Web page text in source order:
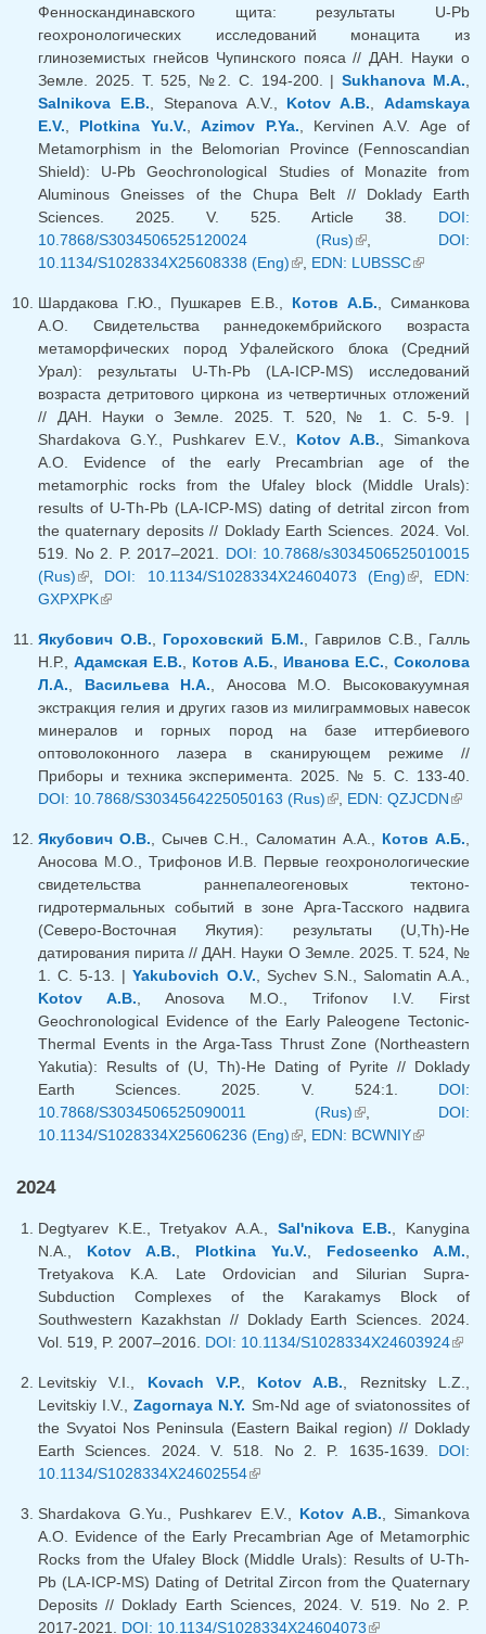
Фенноскандинавского щита: результаты U-Pb
геохронологических исследований монацита из
глиноземистых гнейсов Чупинского пояса // ДАН. Науки о
Земле. 2025. Т. 525, №2. С. 194-200. |Sukhanova M.A.,
Salnikova E.B., Stepanova A.V., Kotov A.B.,Adamskaya
E.V., Plotkina Yu.V.,Azimov P.Ya., Kervinen A.V. Age of
Metamorphism in the Belomorian Province (Fennoscandian
Shield): U-Pb Geochronological Studies of Monazite from
Aluminous Gneisses of the Chupa Belt // Doklady Earth
Sciences. 2025. V. 525. Article 38. DOI:
10.7868/S3034506525120024 (Rus)(внешняя
ссылка)
, DOI:
10.1134/S1028334X25608338 (Eng)(внешняя ссылка)
, EDN: LUBSSC(внешняя
Шардакова Г.Ю., Пушкарев Е.В., Котов А.Б., Симанкова
А.О. Свидетельства раннедокембрийского возраста
метаморфических пород Уфалейского блока (Средний
Урал): результаты U-Th-Pb (LA-ICP-MS) исследований
возраста детритового циркона из четвертичных отложений
// ДАН. Науки о Земле. 2025. Т. 520, № 1. C. 5-9. |
Shardakova G.Y., Pushkarev E.V., Kotov A.B., Simankova
A.O. Evidence of the early Precambrian age of the
metamorphic rocks from the Ufaley block (Middle Urals):
results of U-Th-Pb (LA-ICP-MS) dating of detrital zircon from
the quaternary deposits // Doklady Earth Sciences. 2024. Vol.
519. No 2. P. 2017–2021. DOI: 10.7868/s3034506525010015
(Rus)(внешняя ссылка)
, DOI: 10.1134/S1028334X24604073 (Eng)(внешняя
, EDN:
GXPXPK(внешняя ссылка)
Якубович О.В., Гороховский Б.М., Гаврилов С.В., Галль
Н.Р., Адамская Е.В., Котов А.Б., Иванова Е.С.,Соколова
Л.А., Васильева Н.А., Аносова М.О. Высоковакуумная
экстракция гелия и других газов из милиграммовых навесок
минералов и горных пород на базе иттербиевого
оптоволоконного лазера в сканирующем режиме //
Приборы и техника эксперимента. 2025. № 5. С. 133-40.
DOI: 10.7868/S3034564225050163 (Rus)(внешняя ссылка)
, EDN: QZJCDN
Якубович О.В., Сычев С.Н., Саломатин А.А., Котов А.Б.,
Аносова М.О., Трифонов И.В. Первые геохронологические
свидетельства раннепалеогеновых тектоно-
гидротермальных событий в зоне Арга-Тасского надвига
(Северо-Восточная Якутия): результаты (U,Th)-He
датирования пирита // ДАН. Науки О Земле. 2025. Т. 524, №
1. C. 5-13. |Yakubovich O.V., Sychev S.N., Salomatin A.A.,
Kotov A.B., Anosova M.O., Trifonov I.V. First
Geochronological Evidence of the Early Paleogene Tectonic-
Thermal Events in the Arga-Tass Thrust Zone (Northeastern
Yakutia): Results of (U, Th)-He Dating of Pyrite // Doklady
Earth Sciences. 2025. V. 524:1. DOI:
10.7868/S3034506525090011 (Rus)(внешняя
ссылка)
, DOI:
10.1134/S1028334X25606236 (Eng)(внешняя ссылка)
, EDN: BCWNIY(внешняя
2024
Degtyarev K.E., Tretyakov A.A., Sal'nikova E.B. , Kanygina
N.A., Kotov A.B. Plotkina Yu.V. Fedoseenko A.M.
Tretyakova K.A. Late Ordovician and Silurian Supra-
Subduction Complexes of the Karakamys Block of
Southwestern Kazakhstan // Doklady Earth Sciences. 2024.
Vol. 519, P. 2007–2016. DOI: 10.1134/S1028334X24603924
Levitskiy V.I., Kovach V.P. Kotov A.B. , Reznitsky L.Z.,
Levitskiy I.V.,Zagornaya N.Y. Sm-Nd age of sviatonossites of
the Svyatoi Nos Peninsula (Eastern Baikal region) // Doklady
Earth Sciences. 2024. V. 518. No 2. P. 1635-1639. DOI:
10.1134/S1028334X24602554(внешняя ссылка)
Shardakova G.Yu., Pushkarev E.V., Kotov A.B. , Simankova
A.O. Evidence of the Early Precambrian Age of Metamorphic
Rocks from the Ufaley Block (Middle Urals): Results of U-Th-
Pb (LA-ICP-MS) Dating of Detrital Zircon from the Quaternary
Deposits // Doklady Earth Sciences, 2024. V. 519. No 2. P.
2017-2021. DOI: 10.1134/S1028334X24604073(внешняя